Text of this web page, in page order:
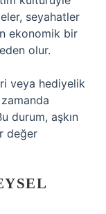
seyahatler
ekonomik bir
olur.
veya hediyelik
durum, aşkın
değer